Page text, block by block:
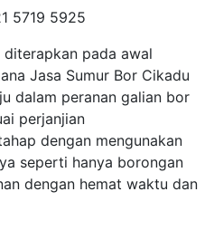
5719 5925
pada awal
Jasa Sumur Bor Cikadu
dalam peranan galian bor
perjanjian
dengan mengunakan
seperti hanya borongan
dengan hemat waktu dan